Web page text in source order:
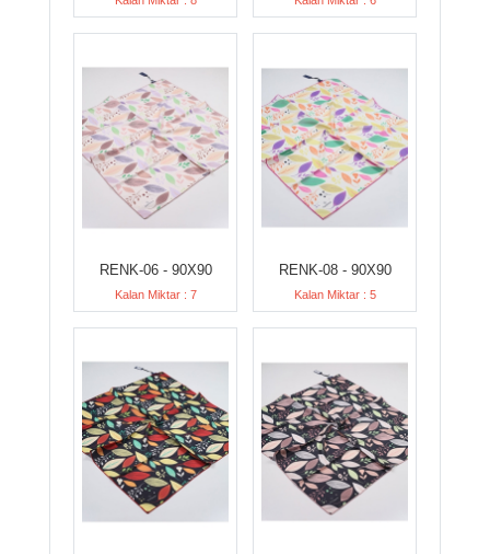
RENK-06 - 90X90
Kalan Miktar : 7
RENK-08 - 90X90
Kalan Miktar : 5